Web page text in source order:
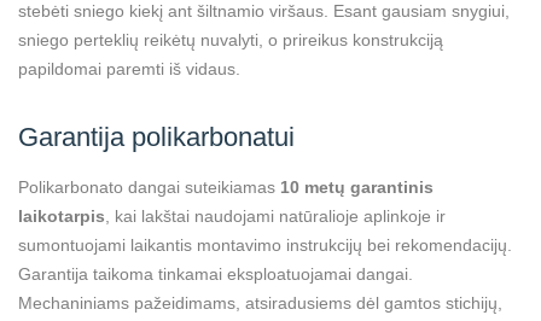
stebėti sniego kiekį ant šiltnamio viršaus. Esant gausiam snygiui,
sniego perteklių reikėtų nuvalyti, o prireikus konstrukciją
papildomai paremti iš vidaus.
Garantija polikarbonatui
Polikarbonato dangai suteikiamas 10 metų garantinis
laikotarpis , kai lakštai naudojami natūralioje aplinkoje ir
sumontuojami laikantis montavimo instrukcijų bei rekomendacijų.
Garantija taikoma tinkamai eksploatuojamai dangai.
Mechaniniams pažeidimams, atsiradusiems dėl gamtos stichijų,